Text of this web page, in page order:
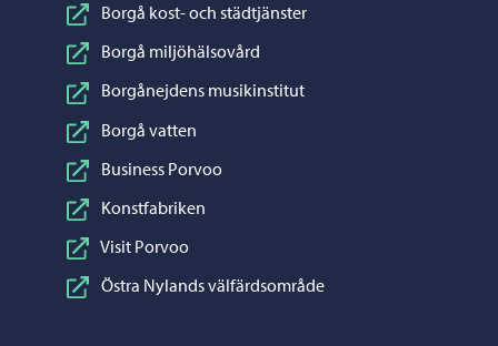
Borgå kost- och städtjänster
Borgå miljöhälsovård
Borgånejdens musikinstitut
Borgå vatten
Business Porvoo
Konstfabriken
Visit Porvoo
Östra Nylands välfärdsområde